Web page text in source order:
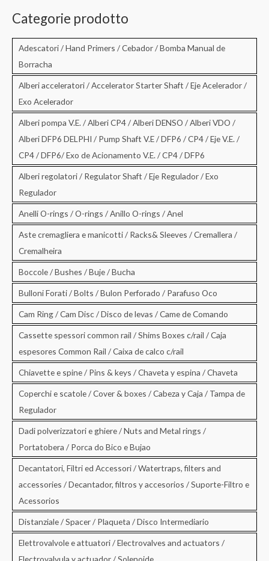
c
Categorie prodotto
Adescatori / Hand Primers / Cebador / Bomba Manual de
Borracha
Alberi acceleratori / Accelerator Starter Shaft / Eje Acelerador /
Exo Acelerador
Alberi pompa V.E. / Alberi CP4 / Alberi DENSO / Alberi VDO /
Alberi DFP6 DELPHI / Pump Shaft V.E / DFP6 / CP4 / Eje V.E. /
CP4 / DFP6/ Exo de Acionamento V.E. / CP4 / DFP6
Alberi regolatori / Regulator Shaft / Eje Regulador / Exo
Regulador
Anelli O-rings / O-rings / Anillo O-rings / Anel
Aste cremagliera e manicotti / Racks& Sleeves / Cremallera /
Cremalheira
Boccole / Bushes / Buje / Bucha
Bulloni Forati / Bolts / Bulon Perforado / Parafuso Oco
Cam Ring / Cam Disc / Disco de levas / Came de Comando
Cassette spessori common rail / Shims Boxes c/rail / Caja
espesores Common Rail / Caixa de calco c/rail
Chiavette e spine / Pins & keys / Chaveta y espina / Chaveta
Coperchi e scatole / Cover & boxes / Cabeza y Caja / Tampa de
Regulador
Dadi polverizzatori e ghiere / Nuts and Metal rings /
Portatobera / Porca do Bico e Bujao
Decantatori, Filtri ed Accessori / Watertraps, filters and
accessories / Decantador, filtros y accesorios / Suporte-Filtro e
Acessorios
Distanziale / Spacer / Plaqueta / Disco Intermediario
Elettrovalvole e attuatori / Electrovalves and actuators /
Electrovalvula y actuador / Solenoide